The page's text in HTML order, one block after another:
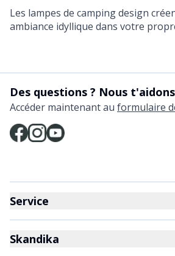
Les lampes de camping design
ambiance idyllique dans votre
Des questions ? Nous
Accéder maintenant au formulaire
Service
Skandika